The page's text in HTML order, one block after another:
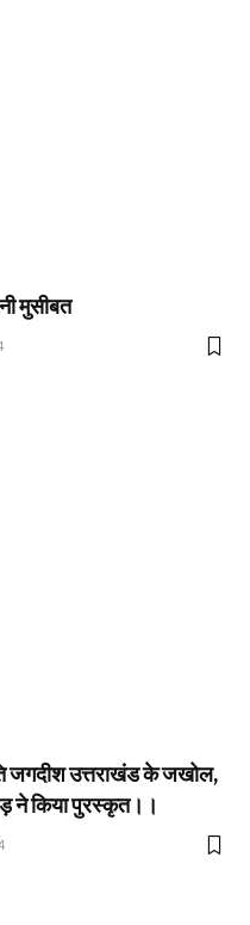
मुसीबत
जगदीश उत्तराखंड के जखोल,
ने किया पुरस्कृत।।